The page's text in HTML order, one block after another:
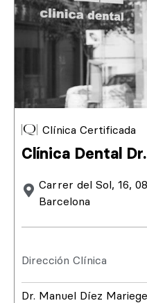
Clínica Certificada
Clínica Dental
Carrer del Sol, 16,
Barcelona
Dirección Clínica
Dr. Manuel Díez